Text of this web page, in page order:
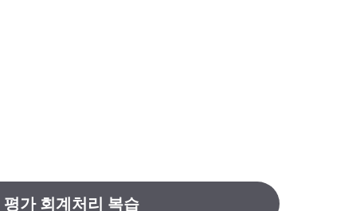
가 회계처리 복습